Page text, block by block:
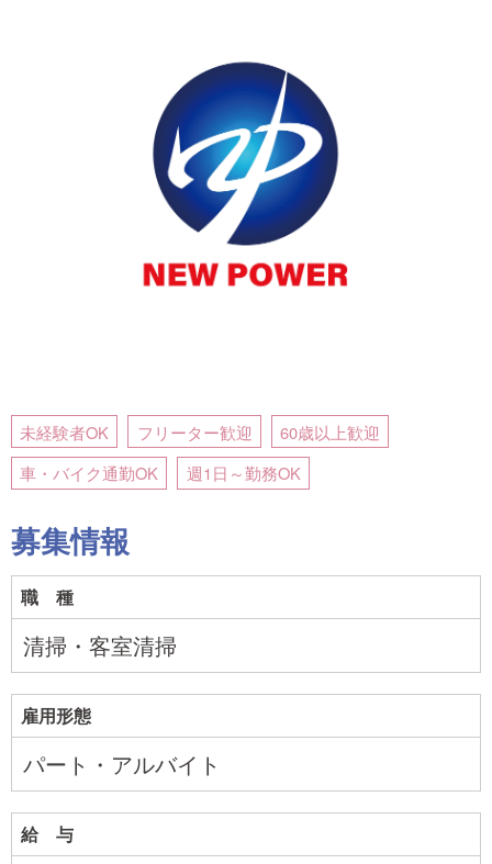
未経験者OK フリーター歓迎
60歳以上歓迎
車・バイク通勤OK
週1日～勤務OK
募集情報
職 種
清掃・客室清掃
雇用形態
パート・アルバイト
給 与